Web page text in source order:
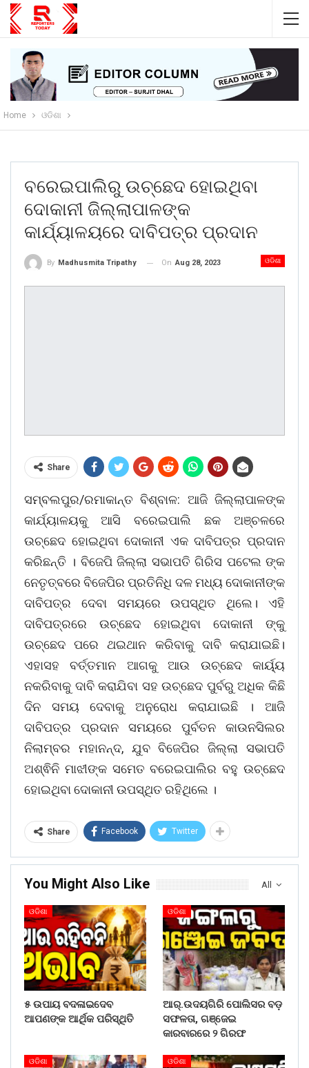
Home ଓଡିଶା
ବରେଇପାଲିରୁ ଉଚ୍ଛେଦ ହୋଇଥିବା
ଦୋକାନୀ ଜିଲ୍ଲାପାଳଙ୍କ
କାର୍ଯ୍ୟାଳୟରେ ଦାବିପତ୍ର ପ୍ରଦାନ
ଓଡିଶା
By Madhusmita Tripathy On Aug 28, 2023
Share
ସମ୍ବଲପୁର/ରମାକାନ୍ତ ବିଶ୍ବାଳ: ଆଜି ଜିଲ୍ଲାପାଳଙ୍କ
କାର୍ଯ୍ୟାଳୟକୁ ଆସି ବରେଇପାଲି ଛକ ଅଞ୍ଚଳରେ
ଉଚ୍ଛେଦ ହୋଇଥିବା ଦୋକାନୀ ଏକ ଦାବିପତ୍ର ପ୍ରଦାନ
କରିଛନ୍ତି । ବିଜେପି ଜିଲ୍ଲା ସଭାପତି ଗିରିସ ପଟେଲ ଙ୍କ
ନେତୃତ୍ବରେ ବିଜେପିର ପ୍ରତିନିଧି ଦଳ ମଧ୍ୟ ଦୋକାନୀଙ୍କ
ଦାବିପତ୍ର ଦେବା ସମୟରେ ଉପସ୍ଥିତ ଥିଲେ। ଏହି
ଦାବିପତ୍ରରେ ଉଚ୍ଛେଦ ହୋଇଥିବା ଦୋକାନୀ ଙ୍କୁ
ଉଚ୍ଛେଦ ପରେ ଥଇଥାନ କରିବାକୁ ଦାବି କରାଯାଇଛି।
ଏହାସହ ବର୍ତ୍ତମାନ ଆଗକୁ ଆଉ ଉଚ୍ଛେଦ କାର୍ୟ୍ୟ
ନକରିବାକୁ ଦାବି କରାଯିବା ସହ ଉଚ୍ଛେଦ ପୁର୍ବରୁ ଅଧିକ କିଛି
ଦିନ ସମୟ ଦେବାକୁ ଅନୁରୋଧ କରାଯାଇଛି । ଆଜି
ଦାବିପତ୍ର ପ୍ରଦାନ ସମୟରେ ପୁର୍ବତନ କାଉନସିଲର
ନିଲାମ୍ବର ମହାନନ୍ଦ, ଯୁବ ବିଜେପିର ଜିଲ୍ଲା ସଭାପତି
ଅଶ୍ଵିନି ମାଝୀଙ୍କ ସମେତ ବରେଇପାଲିର ବହୁ ଉଚ୍ଛେଦ
ହୋଇଥିବା ଦୋକାନୀ ଉପସ୍ଥିତ ରହିଥିଲେ ।
Share Facebook Twitter
All
You Might Also Like
ଓଡିଶା
୫ ଉପାୟ ବଦଳାଇଦେବ
ଆପଣଙ୍କ ଆର୍ଥିକ ପରିସ୍ଥିତି
ଓଡିଶା
ଆର୍.ଉଦୟଗିରି ପୋଲିସର ବଡ଼
ସଫଳତା, ଗଞ୍ଜେଇ
କାରବାରରେ ୨ ଗିରଫ
ଓଡିଶା ଓଡିଶା